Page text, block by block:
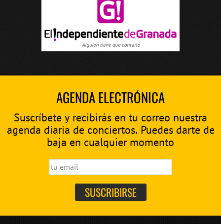
AGENDA ELECTRÓNICA
Suscríbete y recibirás en tu correo nuestra
agenda diaria de conciertos. Puedes darte de
baja en cualquier momento